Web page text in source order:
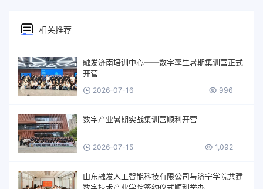
相关推荐
融发济南培训中心——数字孪生暑期集训营正式
开营
2026-07-16 996
数字产业暑期实战集训营顺利开营
2026-07-15 1,092
山东融发人工智能科技有限公司与济宁学院共建
数字技术产业学院签约仪式顺利举办